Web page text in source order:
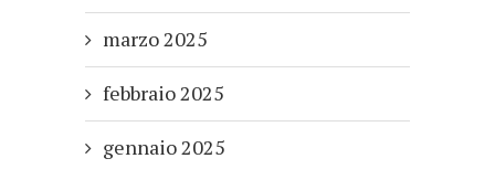
marzo 2025
febbraio 2025
gennaio 2025